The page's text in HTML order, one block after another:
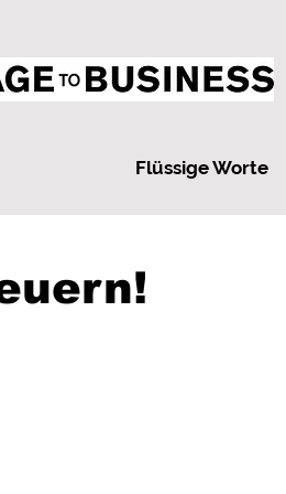
Flüssige Worte